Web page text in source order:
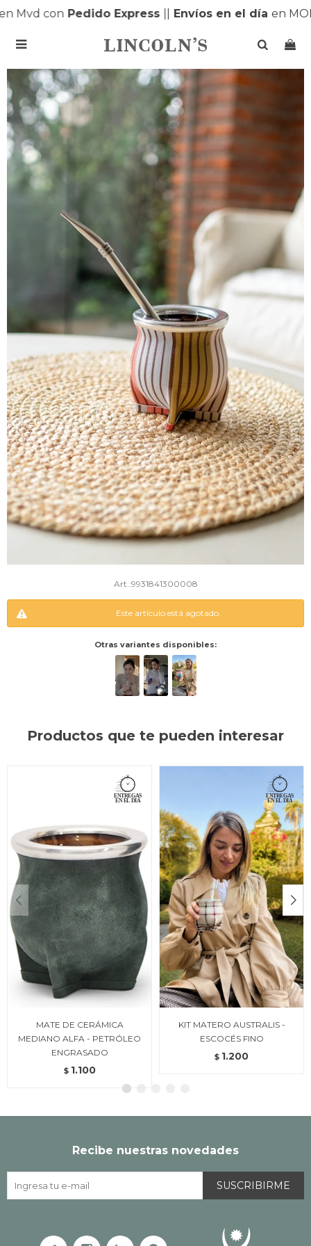
Mvd conPedido Express|| Envíos en el díaen

9931841300008
Este artículo está agotado.
Otras variantes disponibles:
Productos que te pueden interesar
MATE DE CERÁMICA
MEDIANO ALFA - PETRÓLEO
ENGRASADO
$ 1.100
KIT MATERO AUSTRALIS -
ESCOCÉS FINO
$ 1.200
Recibe nuestras novedades
SUSCRIBIRME